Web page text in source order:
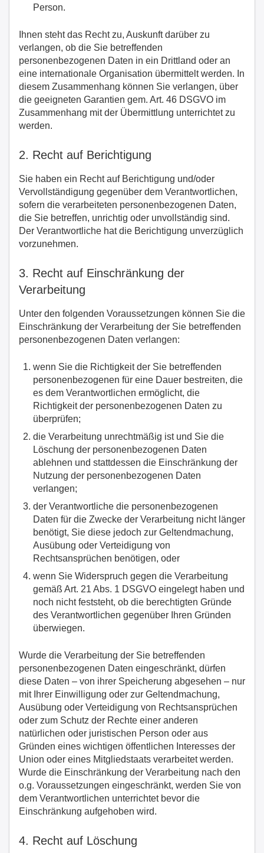
Person.
Ihnen steht das Recht zu, Auskunft darüber zu
verlangen, ob die Sie betreffenden
personenbezogenen Daten in ein Drittland oder an
eine internationale Organisation übermittelt werden. In
diesem Zusammenhang können Sie verlangen, über
die geeigneten Garantien gem. Art. 46 DSGVO im
Zusammenhang mit der Übermittlung unterrichtet zu
werden.
2. Recht auf Berichtigung
Sie haben ein Recht auf Berichtigung und/oder
Vervollständigung gegenüber dem Verantwortlichen,
sofern die verarbeiteten personenbezogenen Daten,
die Sie betreffen, unrichtig oder unvollständig sind.
Der Verantwortliche hat die Berichtigung unverzüglich
vorzunehmen.
3. Recht auf Einschränkung der
Verarbeitung
Unter den folgenden Voraussetzungen können Sie die
Einschränkung der Verarbeitung der Sie betreffenden
personenbezogenen Daten verlangen:
wenn Sie die Richtigkeit der Sie betreffenden
personenbezogenen für eine Dauer bestreiten, die
es dem Verantwortlichen ermöglicht, die
Richtigkeit der personenbezogenen Daten zu
überprüfen;
die Verarbeitung unrechtmäßig ist und Sie die
Löschung der personenbezogenen Daten
ablehnen und stattdessen die Einschränkung der
Nutzung der personenbezogenen Daten
verlangen;
der Verantwortliche die personenbezogenen
Daten für die Zwecke der Verarbeitung nicht länger
benötigt, Sie diese jedoch zur Geltendmachung,
Ausübung oder Verteidigung von
Rechtsansprüchen benötigen, oder
wenn Sie Widerspruch gegen die Verarbeitung
gemäß Art. 21 Abs. 1 DSGVO eingelegt haben und
noch nicht feststeht, ob die berechtigten Gründe
des Verantwortlichen gegenüber Ihren Gründen
überwiegen.
Wurde die Verarbeitung der Sie betreffenden
personenbezogenen Daten eingeschränkt, dürfen
diese Daten – von ihrer Speicherung abgesehen – nur
mit Ihrer Einwilligung oder zur Geltendmachung,
Ausübung oder Verteidigung von Rechtsansprüchen
oder zum Schutz der Rechte einer anderen
natürlichen oder juristischen Person oder aus
Gründen eines wichtigen öffentlichen Interesses der
Union oder eines Mitgliedstaats verarbeitet werden.
Wurde die Einschränkung der Verarbeitung nach den
o.g. Voraussetzungen eingeschränkt, werden Sie von
dem Verantwortlichen unterrichtet bevor die
Einschränkung aufgehoben wird.
4. Recht auf Löschung